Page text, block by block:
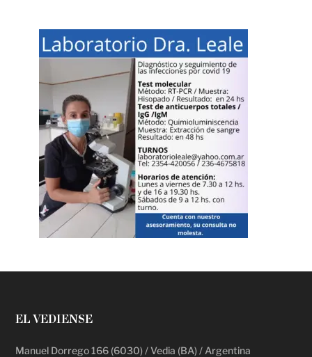
EL VEDIENSE
Manuel Dorrego 166 (6030) / Vedia (BA) / Argentina